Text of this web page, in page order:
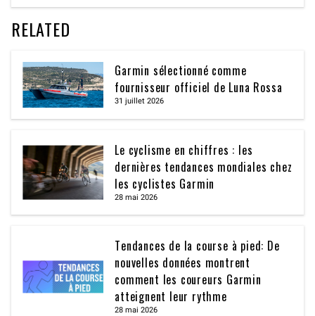
RELATED
Garmin sélectionné comme
fournisseur officiel de Luna Rossa
31 juillet 2026
Le cyclisme en chiffres : les
dernières tendances mondiales chez
les cyclistes Garmin
28 mai 2026
Tendances de la course à pied: De
nouvelles données montrent
comment les coureurs Garmin
atteignent leur rythme
28 mai 2026